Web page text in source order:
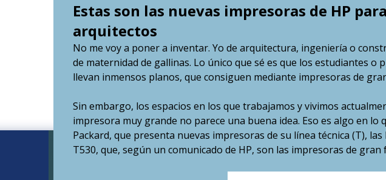
Estas son las nuevas impresoras de HP
arquitectos
No me voy a poner a inventar. Yo de arquitectura, ingeniería o
de maternidad de gallinas. Lo único que sé es que los estudiantes o
llevan inmensos planos, que consiguen mediante impresoras de
Sin embargo, los espacios en los que trabajamos y vivimos
impresora muy grande no parece una buena idea. Eso es algo en lo
Packard, que presenta nuevas impresoras de su línea técnica (T), las
T530, que, según un comunicado de HP, son las impresoras de